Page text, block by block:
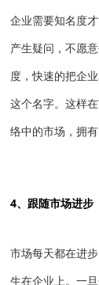
企业需要知名度
产生疑问，不愿
度，快速的把企
这个名字。这样
络中的市场，拥
4、跟随市场进步
市场每天都在进
生在企业上。一